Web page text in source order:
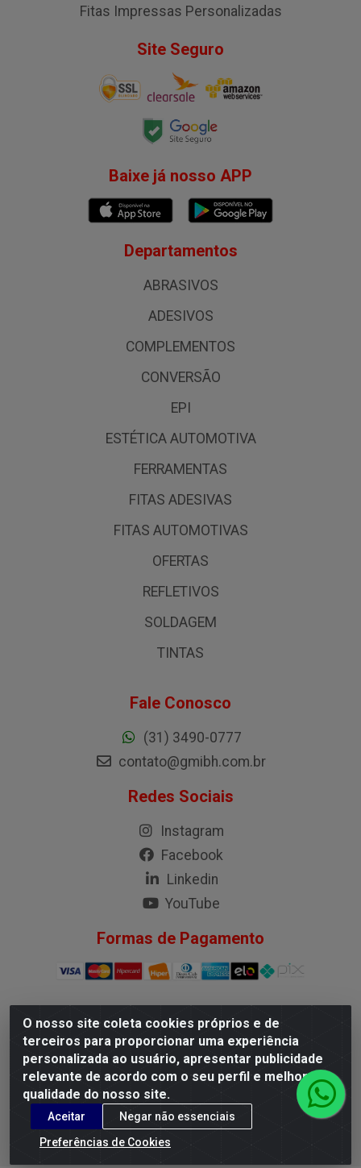
O nosso site coleta cookies próprios e de
terceiros para proporcionar uma experiência
personalizada ao usuário, apresentar publicidade
relevante de acordo com o seu perfil e melhorar a
qualidade do nosso site.
Aceitar
Negar não essenciais
Preferências de Cookies
Fitas Impressas Personalizadas
Site Seguro
Baixe já nosso APP
Departamentos
ABRASIVOS
ADESIVOS
COMPLEMENTOS
CONVERSÃO
EPI
ESTÉTICA AUTOMOTIVA
FERRAMENTAS
FITAS ADESIVAS
FITAS AUTOMOTIVAS
OFERTAS
REFLETIVOS
SOLDAGEM
TINTAS
Fale Conosco
(31) 3490-0777
contato@gmibh.com.br
Redes Sociais
Instagram
Facebook
Linkedin
YouTube
Formas de Pagamento
G.M.I. Distribuidora LTDA - Rua Conselheiro Pena, 50 - Santa
Branca, Belo Horizonte/MG - CEP 31.710-150 - CNPJ
04.098.359/0001-02